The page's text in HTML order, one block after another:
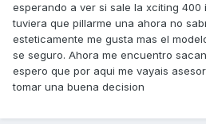
esperando a ver si sale la xciting 400
tuviera que pillarme una ahora no
esteticamente me gusta mas el
se seguro. Ahora me encuentro
espero que por aqui me vayais
tomar una buena decision